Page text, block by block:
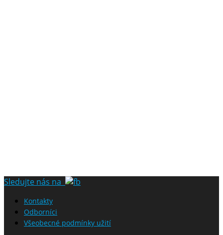
Sledujte nás na
Kontakty
Odborníci
Všeobecné podmínky užití